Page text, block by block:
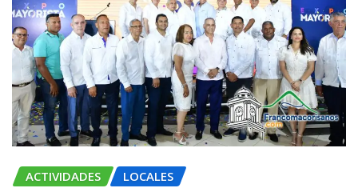
ACTIVIDADES LOCALES